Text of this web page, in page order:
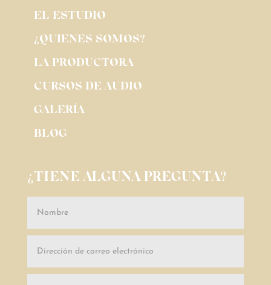
EL ESTUDIO
¿QUIENES SOMOS?
LA PRODUCTORA
CURSOS DE AUDIO
GALERÍA
BLOG
¿TIENE ALGUNA PREGUNTA?